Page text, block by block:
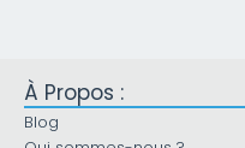
À Propos :
Blog